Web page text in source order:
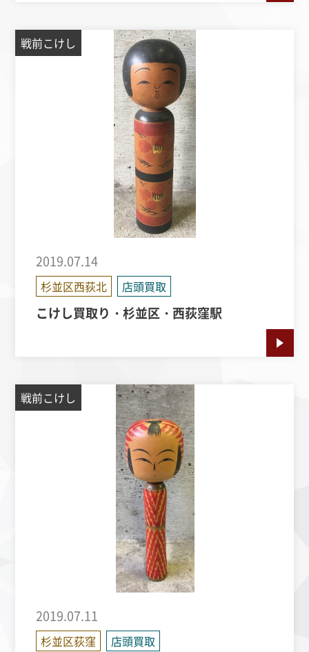
戦前こけし
2019.07.14
杉並区西荻北 店頭買取
こけし買取り・杉並区・西荻窪駅
戦前こけし
2019.07.11
杉並区荻窪 店頭買取